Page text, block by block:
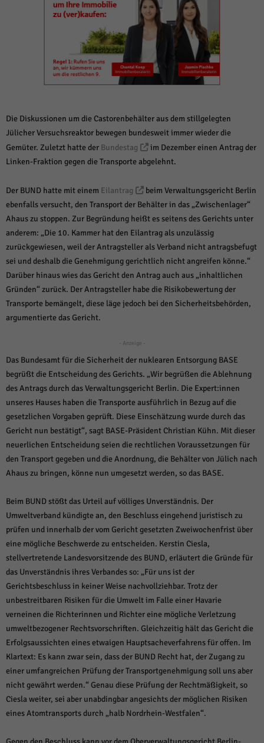
Die Diskussionen um die Castorenbehälter aus dem stillgelegten
Jülicher Versuchsreaktor bewegen bundesweit immer wieder die
Gemüter. Zuletzt hatte der Bundestag
im Dezember einen Antrag der
Linken-Fraktion gegen die Transporte abgelehnt.
Der BUND hatte mit einem Eilantrag
beim Verwaltungsgericht Berlin
ebenfalls versucht, den Transport der Behälter in das „Zwischenlager“
Ahaus zu stoppen. Zur Begründung heißt es seitens des Gerichts unter
anderem: „Die 10. Kammer hat den Eilantrag als unzulässig
zurückgewiesen, weil der Antragsteller als Verband nicht antragsbefugt
sei und deshalb die Genehmigung gerichtlich nicht angreifen könne.“
Darüber hinaus wies das Gericht den Antrag auch aus „inhaltlichen
Gründen“ zurück. Der Antragsteller habe die Risikobewertung der
Transporte bemängelt, diese läge jedoch bei den Sicherheitsbehörden,
argumentierte das Gericht.
- Anzeige -
Das Bundesamt für die Sicherheit der nuklearen Entsorgung BASE
begrüßt die Entscheidung des Gerichts. „Wir begrüßen die Ablehnung
des Antrags durch das Verwaltungsgericht Berlin. Die Expert:innen
unseres Hauses haben die Transporte ausführlich in Bezug auf die
gesetzlichen Vorgaben geprüft. Diese Einschätzung wurde durch das
Gericht nun bestätigt“, sagt BASE-Präsident Christian Kühn. Mit dieser
neuerlichen Entscheidung seien die rechtlichen Voraussetzungen für
den Transport gegeben und die Anordnung, die Behälter von Jülich nach
Ahaus zu bringen, könne nun umgesetzt werden, so das BASE.
Beim BUND stößt das Urteil auf völliges Unverständnis. Der
Umweltverband kündigte an, den Beschluss eingehend juristisch zu
prüfen und innerhalb der vom Gericht gesetzten Zweiwochenfrist über
eine mögliche Beschwerde zu entscheiden. Kerstin Ciesla,
stellvertretende Landesvorsitzende des BUND, erläutert die Gründe für
das Unverständnis ihres Verbandes so: „Für uns ist der
Gerichtsbeschluss in keiner Weise nachvollziehbar. Trotz der
unbestreitbaren Risiken für die Umwelt im Falle einer Havarie
verneinen die Richterinnen und Richter eine mögliche Verletzung
umweltbezogener Rechtsvorschriften. Gleichzeitig hält das Gericht die
Erfolgsaussichten eines etwaigen Hauptsacheverfahrens für offen. Im
Klartext: Es kann zwar sein, dass der BUND Recht hat, der Zugang zu
einer umfangreichen Prüfung der Transportgenehmigung soll uns aber
nicht gewährt werden.“ Genau diese Prüfung der Rechtmäßigkeit, so
Ciesla weiter, sei aber unabdingbar angesichts der möglichen Risiken
eines Atomtransports durch „halb Nordrhein-Westfalen“.
Alle akzeptieren Speichern und weiter
Zurück
Datenschutzeinstellungen
Essenziell (1)
Cookie-Informationen anzeigen
Statistiken (1)
Cookie-Informationen anzeigen
Marketing (1)
Marketing-Cookies werden von Drittanbietern oder Publishern verwendet,
um personalisierte Werbung anzuzeigen. Sie tun dies, indem sie Besucher
über Websites hinweg verfolgen.
Cookie-Informationen anzeigen
Externe Medien (6)
werden, bedarf der Zugriff auf diese Inhalte keiner manuellen Einwilligung
mehr.
Cookie-Informationen anzeigen
powered by Borlabs Cookie Datenschutzerklärung Impressum